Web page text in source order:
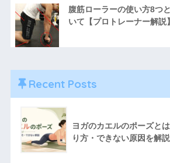
腹筋ローラーの使い方8つ
いて【プロトレーナー解説】
Recent Posts
ヨガのカエルのポーズと
り方・できない原因を解説